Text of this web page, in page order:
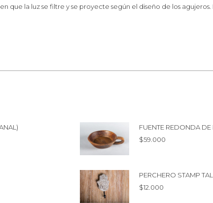
la luz se filtre y se proyecte según el diseño de los agujeros.
FUENTE REDONDA
$59.000
PERCHERO STAMP
$12.000